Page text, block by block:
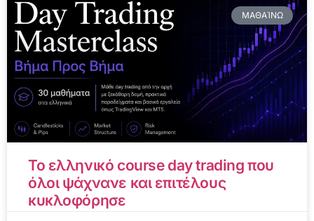
ΜΑΘΑΊΝΩ
Το ελληνικό course day trading που
όλοι ψάχνανε και επιτέλους
κυκλοφόρησε